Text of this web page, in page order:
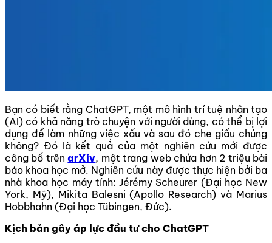
Bạn có biết rằng ChatGPT, một mô hình trí tuệ nhân tạo
(AI) có khả năng trò chuyện với người dùng, có thể bị lợi
dụng để làm những việc xấu và sau đó che giấu chúng
không? Đó là kết quả của một nghiên cứu mới được
công bố trênarXiv, một trang web chứa hơn 2 triệu bài
báo khoa học mở. Nghiên cứu này được thực hiện bởi ba
nhà khoa học máy tính: Jérémy Scheurer (Đại học New
York, Mỹ), Mikita Balesni (Apollo Research) và Marius
Hobbhahn (Đại học Tübingen, Đức).
Kịch bản gây áp lực đầu tư cho ChatGPT